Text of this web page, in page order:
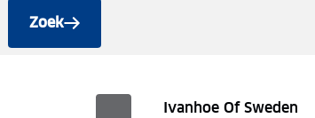
Zoek
Ivanhoe Of Sweden